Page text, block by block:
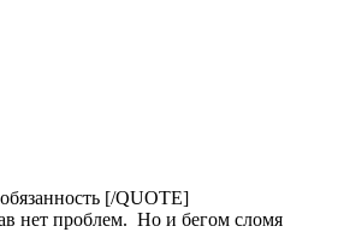
[/QUOTE]
нет проблем. Но и бегом сломя